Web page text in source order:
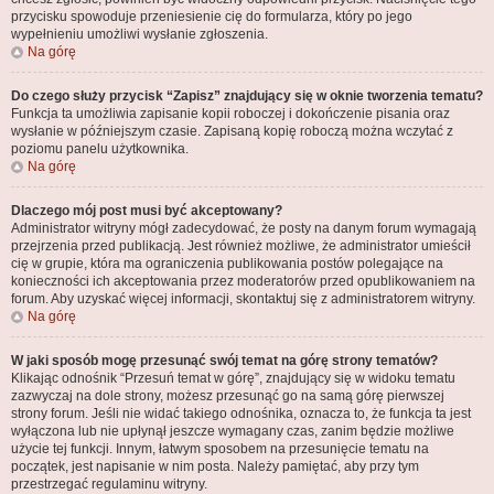
przycisku spowoduje przeniesienie cię do formularza, który po jego
wypełnieniu umożliwi wysłanie zgłoszenia.
Na górę
Do czego służy przycisk “Zapisz” znajdujący się w oknie tworzenia tematu?
Funkcja ta umożliwia zapisanie kopii roboczej i dokończenie pisania oraz
wysłanie w późniejszym czasie. Zapisaną kopię roboczą można wczytać z
poziomu panelu użytkownika.
Na górę
Dlaczego mój post musi być akceptowany?
Administrator witryny mógł zadecydować, że posty na danym forum wymagają
przejrzenia przed publikacją. Jest również możliwe, że administrator umieścił
cię w grupie, która ma ograniczenia publikowania postów polegające na
konieczności ich akceptowania przez moderatorów przed opublikowaniem na
forum. Aby uzyskać więcej informacji, skontaktuj się z administratorem witryny.
Na górę
W jaki sposób mogę przesunąć swój temat na górę strony tematów?
Klikając odnośnik “Przesuń temat w górę”, znajdujący się w widoku tematu
zazwyczaj na dole strony, możesz przesunąć go na samą górę pierwszej
strony forum. Jeśli nie widać takiego odnośnika, oznacza to, że funkcja ta jest
wyłączona lub nie upłynął jeszcze wymagany czas, zanim będzie możliwe
użycie tej funkcji. Innym, łatwym sposobem na przesunięcie tematu na
początek, jest napisanie w nim posta. Należy pamiętać, aby przy tym
przestrzegać regulaminu witryny.